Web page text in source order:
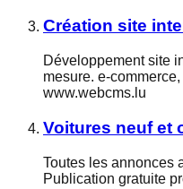
Création site
Développement site
mesure. e-
www.webcms.lu
Voitures neuf et
Toutes les annonces
Publication gratuite